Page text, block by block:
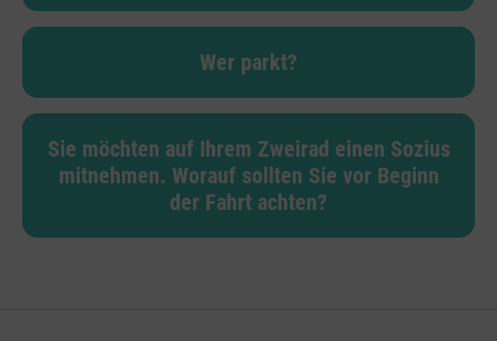
Wer parkt?
Sie möchten auf Ihrem Zweirad einen Sozius
mitnehmen. Worauf sollten Sie vor Beginn
der Fahrt achten?